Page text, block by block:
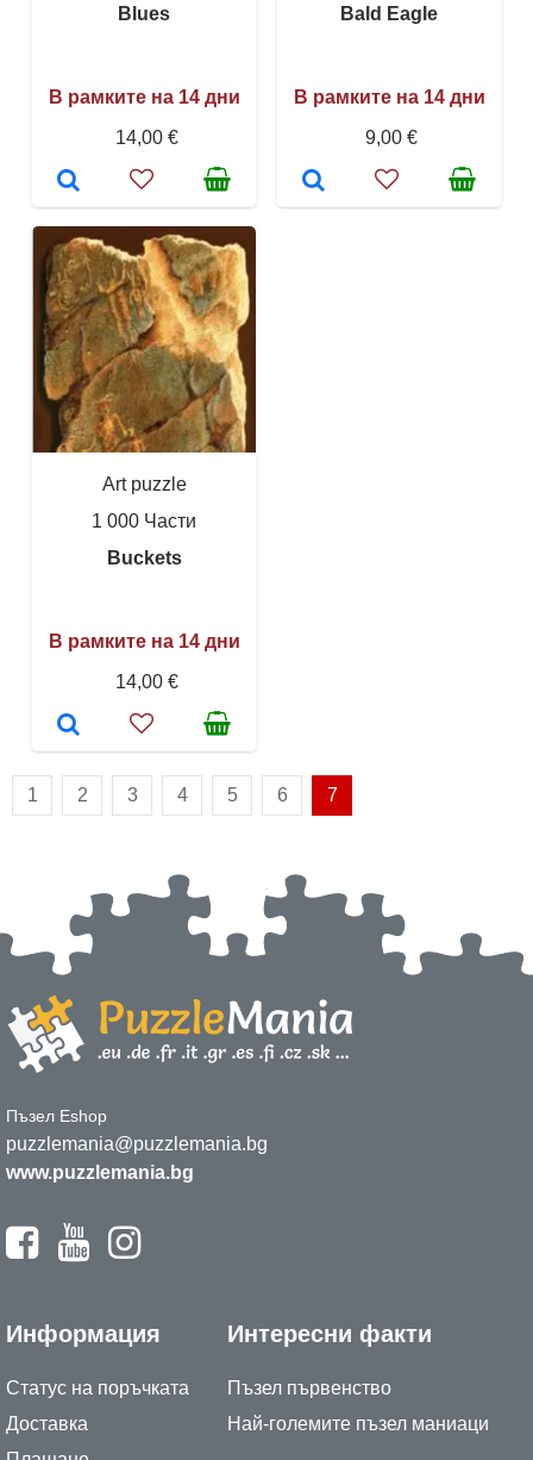
Blues
В рамките на 14 дни
14,00 €
Bald Eagle
В рамките на 14 дни
9,00 €
Art puzzle
1 000 Части
Buckets
В рамките на 14 дни
14,00 €
1 2 3 4 5 6 7
Пъзел Eshop
puzzlemania@puzzlemania.bg
www.puzzlemania.bg
Информация
Статус на поръчката
Доставка
Интересни факти
Пъзел първенство
Най-големите пъзел маниаци